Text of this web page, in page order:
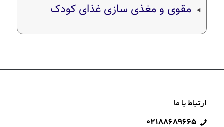
مقوی و مغذی سازی غذای کودک
ارتباط با ما
۰۲۱۸۸۶۸۹۶۶۵